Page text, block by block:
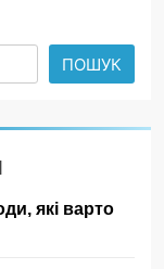
ПОШУК
які варто